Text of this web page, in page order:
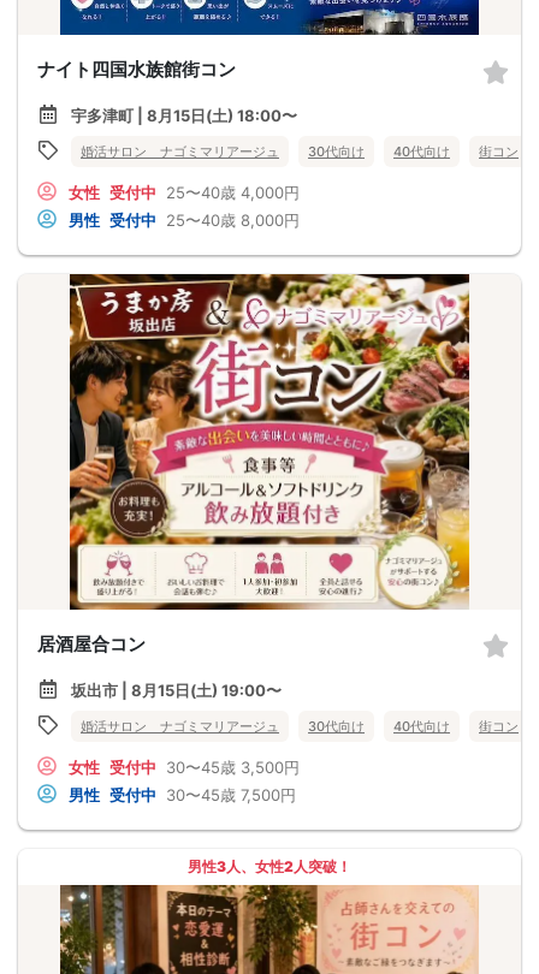
ナイト四国水族館街コン
宇多津町 | 8月15日(土) 18:00〜
婚活サロン ナゴミマリアージュ 30代向け 40代向け 街コン
女性 受付中 25〜40歳 4,000円
男性 受付中 25〜40歳 8,000円
居酒屋合コン
坂出市 | 8月15日(土) 19:00〜
婚活サロン ナゴミマリアージュ 30代向け 40代向け 街コン
女性 受付中 30〜45歳 3,500円
男性 受付中 30〜45歳 7,500円
男性3人、女性2人突破！